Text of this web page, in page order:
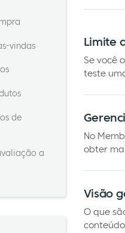
Limite
Se você
teste
No
obter
Visão
O que
vindas
de
a